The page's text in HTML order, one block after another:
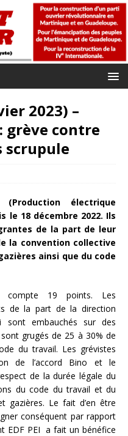
2023) –
grève contre
scrupule
(Production électrique
le 18 décembre 2022. Ils
de la part de leur
la convention collective
ainsi que du code
compte 19 points. Les
de la part de la direction
sont embauchés sur des
grugés de 25 à 30% de
du travail. Les grévistes
de l’accord Bino et le
de la durée légale du
du code du travail et du
gazières. Le fait d’en être
conséquent par rapport
EDF PEI a fait un bénéfice